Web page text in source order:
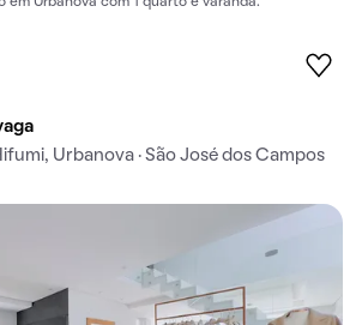
Urbanova · São José dos Campos